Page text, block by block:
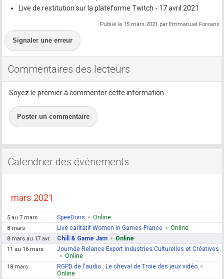
Live de restitution sur la plateforme Twitch - 17 avril 2021
Publié le 15 mars 2021 par Emmanuel Forsans
Signaler une erreur
Commentaires des lecteurs
Soyez le premier à commenter cette information.
Poster un commentaire
Calendrier des événements
mars 2021
5 au 7 mars SpeeDons Online
8 mars Live caritatif Women in Games France Online
8 mars au 17 avr. Chill & Game Jam Online
11 au 16 mars
Journée Relance Export Industries Culturelles et Créatives
Online
18 mars
RGPD de l'audio : Le cheval de Troie des jeux vidéo
Online